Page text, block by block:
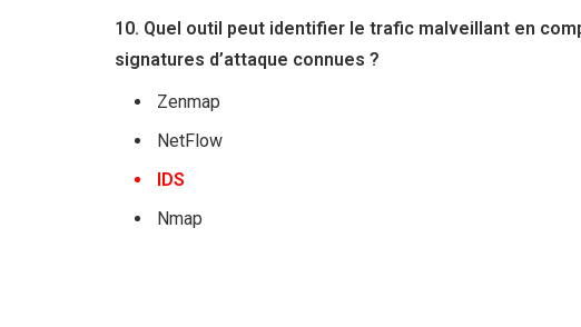
10. Quel outil peut identifier le trafic malveillant en
signatures d’attaque connues ?
Zenmap
NetFlow
IDS
Nmap